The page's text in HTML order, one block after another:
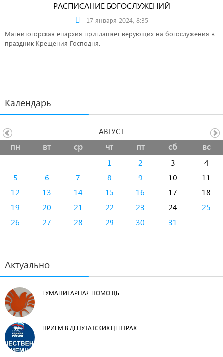
РАСПИСАНИЕ БОГОСЛУЖЕНИЙ
17 января 2024, 8:35
Магнитогорская епархия приглашает верующих на богослужения в
праздник Крещения Господня.
Календарь
пн вт ср чт пт сб вс
1 2 3
4
5
6 7 8 9 10
11
12
13 14 15 16 17
18
19
20 21 22 23 24
25
26
27 28 29 30 31
АВГУСТ
Актуально
ГУМАНИТАРНАЯ ПОМОЩЬ
ПРИЕМ В ДЕПУТАТСКИХ ЦЕНТРАХ